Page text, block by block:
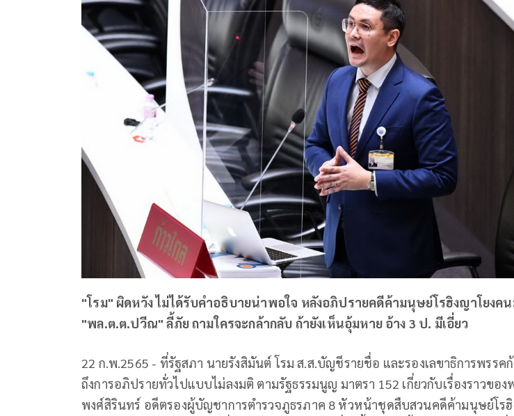
"โรม" ผิดหวัง ไม่ได้รับคำอธิบายน่าพอใจ หลังอภิปรายคดีค้ามนุษย์โรฮิงญาโยงค
"พล.ต.ต.ปวีณ" ลี้ภัย ถามใครจะกล้ากลับ ถ้ายังเห็นอุ้มหาย อ้าง 3 ป. มีเอี่ยว
22 ก.พ.2565 - ที่รัฐสภา นายรังสิมันต์ โรม ส.ส.บัญชีรายชื่อ และรองเลขาธิการพรรคก้
ถึงการอภิปรายทั่วไปแบบไม่ลงมติ ตามรัฐธรรมนูญ มาตรา 152 เกี่ยวกับเรื่องราวขอ
พงศ์สิรินทร์ อดีตรองผู้บัญชาการตำรวจภูธรภาค 8 หัวหน้าชุดสืบสวนคดีค้ามนุษย์โร